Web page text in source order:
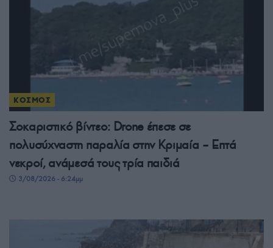
ΚΟΣΜΟΣ
Σοκαριστικό βίντεο: Drone έπεσε σε
πολυσύχναστη παραλία στην Κριμαία – Επτά
νεκροί, ανάμεσά τους τρία παιδιά
3/08/2026 - 6:24μμ